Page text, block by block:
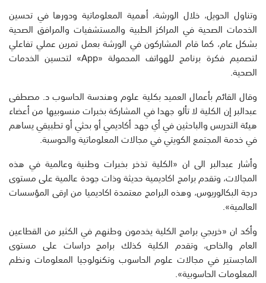
وتناول الحويل، خلال الورشة، أهمية المعلوماتية ودورها في تحسين
الخدمات الصحية في المراكز الطبية والمستشفيات والمرافق الصحية
بشكل عام، كما قام المشاركون في الورشة بعمل تمرين عملي تفاعلي
لتصميم فكرة برنامج للهواتف المحمولة «App» لتحسين الخدمات
الصحية.
وقال القائم بأعمال العميد بكلية علوم وهندسة الحاسوب د. مصطفى
عبدالبر إن الكلية لا تألو جهدا في المشاركة بخبرات منسوبيها من أعضاء
هيئة التدريس والباحثين في أي جهد أكاديمي أو بحثي أو تطبيقي يساهم
في خدمة المجتمع الكويتي في مجالات المعلوماتية والحوسبة.
وأشار عبدالبر الى ان «الكلية تذخر بخبرات وطنية وعالمية في هذه
المجالات، وتقدم برامج اكاديمية حديثة وذات جودة عالمية على مستوى
درجة البكالوريوس، وهذه البرامج معتمدة اكاديميا من ارقى المؤسسات
العالمية».
وأكد ان «خريجي برامج الكلية يخدمون وطنهم في الكثير من القطاعين
العام والخاص، وتقدم الكلية كذلك برامج دراسات على مستوى
الماجستير في مجالات علوم الحاسوب وتكنولوجيا المعلومات ونظم
المعلومات الحاسوبية».